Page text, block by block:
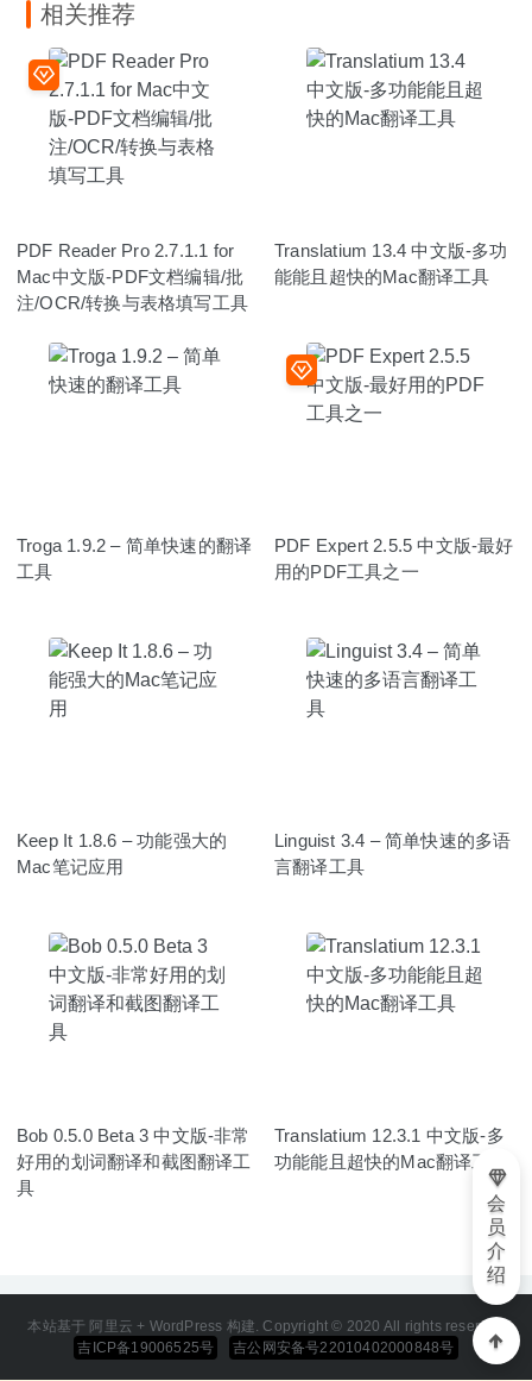
相关推荐
PDF Reader Pro 2.7.1.1 for
Mac中文版-PDF文档编辑/批
注/OCR/转换与表格填写工具
Translatium 13.4 中文版-多功
能能且超快的Mac翻译工具
Troga 1.9.2 – 简单快速的翻译
工具
PDF Expert 2.5.5 中文版-最好
用的PDF工具之一
Keep It 1.8.6 – 功能强大的
Mac笔记应用
Linguist 3.4 – 简单快速的多语
言翻译工具
Bob 0.5.0 Beta 3 中文版-非常
好用的划词翻译和截图翻译工
具
Translatium 12.3.1 中文版-多
功能能且超快的Mac翻译工具
本站基于 阿里云 + WordPress 构建. Copyright © 2020 All rights reserved
吉ICP备19006525号
吉公网安备号22010402000848号
会
员
介
绍